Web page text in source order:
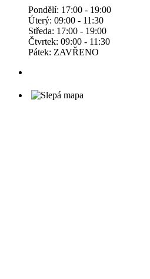
Pondělí: 17:00 - 19:00
Úterý: 09:00 - 11:30
Středa: 17:00 - 19:00
Čtvrtek: 09:00 - 11:30
Pátek: ZAVŘENO